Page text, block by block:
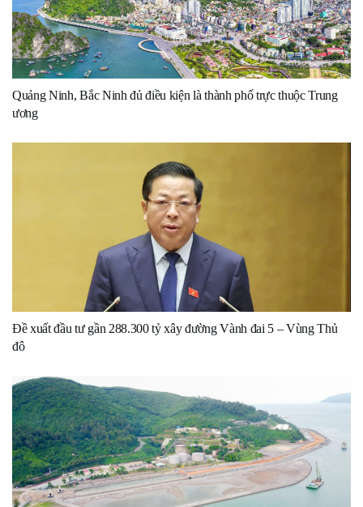
Quảng Ninh, Bắc Ninh đủ điều kiện là thành phố trực thuộc Trung
ương
Đề xuất đầu tư gần 288.300 tỷ xây đường Vành đai 5 – Vùng Thủ
đô